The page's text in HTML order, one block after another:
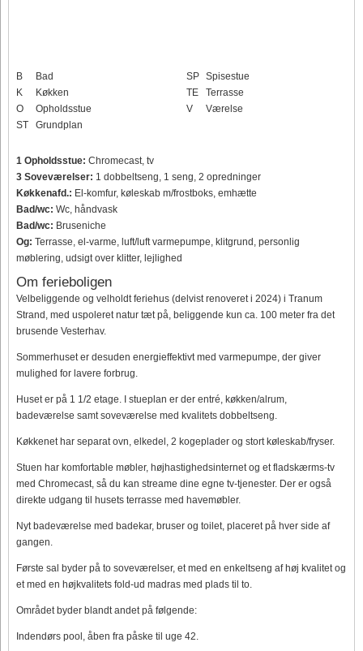
B
Bad
K
Køkken
O
Opholdsstue
ST
Grundplan
SP Spisestue
TE
Terrasse
V
Værelse
1 Opholdsstue: Chromecast, tv
3 Soveværelser: 1 dobbeltseng, 1 seng, 2 opredninger
Køkkenafd.: El-komfur, køleskab m/frostboks, emhætte
Bad/wc: Wc, håndvask
Bad/wc: Bruseniche
Og: Terrasse, el-varme, luft/luft varmepumpe, klitgrund, personlig
møblering, udsigt over klitter, lejlighed
Om ferieboligen
Velbeliggende og velholdt feriehus (delvist renoveret i 2024) i Tranum
Strand, med uspoleret natur tæt på, beliggende kun ca. 100 meter fra det
brusende Vesterhav.
Sommerhuset er desuden energieffektivt med varmepumpe, der giver
mulighed for lavere forbrug.
Huset er på 1 1/2 etage. I stueplan er der entré, køkken/alrum,
badeværelse samt soveværelse med kvalitets dobbeltseng.
Køkkenet har separat ovn, elkedel, 2 kogeplader og stort køleskab/fryser.
Stuen har komfortable møbler, højhastighedsinternet og et fladskærms-tv
med Chromecast, så du kan streame dine egne tv-tjenester. Der er også
direkte udgang til husets terrasse med havemøbler.
Nyt badeværelse med badekar, bruser og toilet, placeret på hver side af
gangen.
Første sal byder på to soveværelser, et med en enkeltseng af høj kvalitet og
et med en højkvalitets fold-ud madras med plads til to.
Området byder blandt andet på følgende:
Indendørs pool, åben fra påske til uge 42.